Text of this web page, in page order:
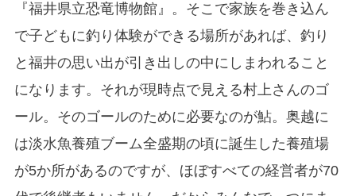
『福井県立恐竜博物館』。そこで家族を巻き込ん
で子どもに釣り体験ができる場所があれば、釣り
と福井の思い出が引き出しの中にしまわれること
になります。それが現時点で見える村上さんのゴ
ール。そのゴールのために必要なのが鮎。奥越に
は淡水魚養殖ブーム全盛期の頃に誕生した養殖場
が5か所があるのですが、ほぼすべての経営者が70